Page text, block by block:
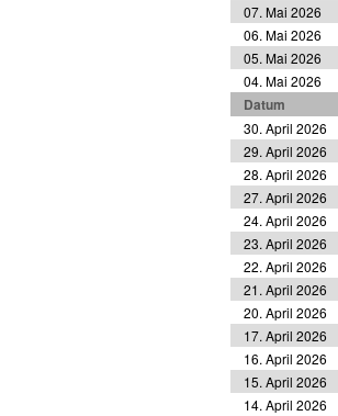
07. Mai 2026
06. Mai 2026
05. Mai 2026
04. Mai 2026
Datum
30. April 2026
29. April 2026
28. April 2026
27. April 2026
24. April 2026
23. April 2026
22. April 2026
21. April 2026
20. April 2026
17. April 2026
16. April 2026
15. April 2026
14. April 2026